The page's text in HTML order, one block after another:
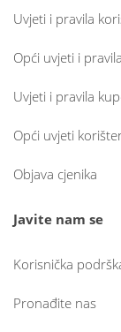
Uvjeti i pravila
Opći uvjeti i
Uvjeti i pravila
Opći uvjeti
Objava cjenika
Javite nam se
Korisnička
Pronađite nas